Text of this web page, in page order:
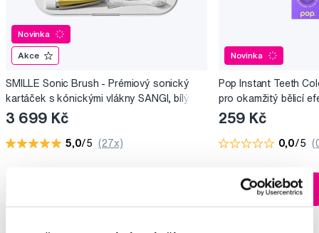
Novinka
Akce
SMILLE Sonic Brush - Prémiový sonický
kartáček s kónickými vlákny SANGI, bílý
3 699 Kč
5,0/5 (27x)
Novinka
Pop Instant Teeth
pro okamžitý bělicí
259 Kč
0,0/5
Do košíku